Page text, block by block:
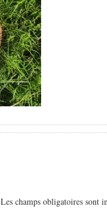
Les champs obligatoires sont